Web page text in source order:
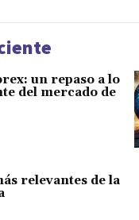
un repaso a lo
del mercado de
relevantes de la